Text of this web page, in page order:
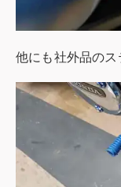
他にも社外品のス